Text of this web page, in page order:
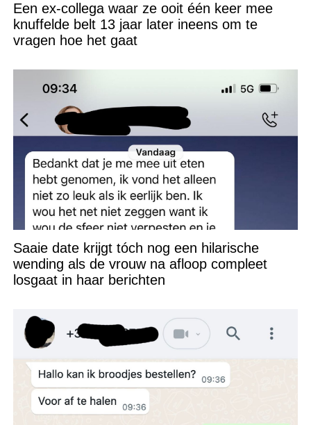
Een ex-collega waar ze ooit één keer mee
knuffelde belt 13 jaar later ineens om te
vragen hoe het gaat
Saaie date krijgt tóch nog een hilarische
wending als de vrouw na afloop compleet
losgaat in haar berichten